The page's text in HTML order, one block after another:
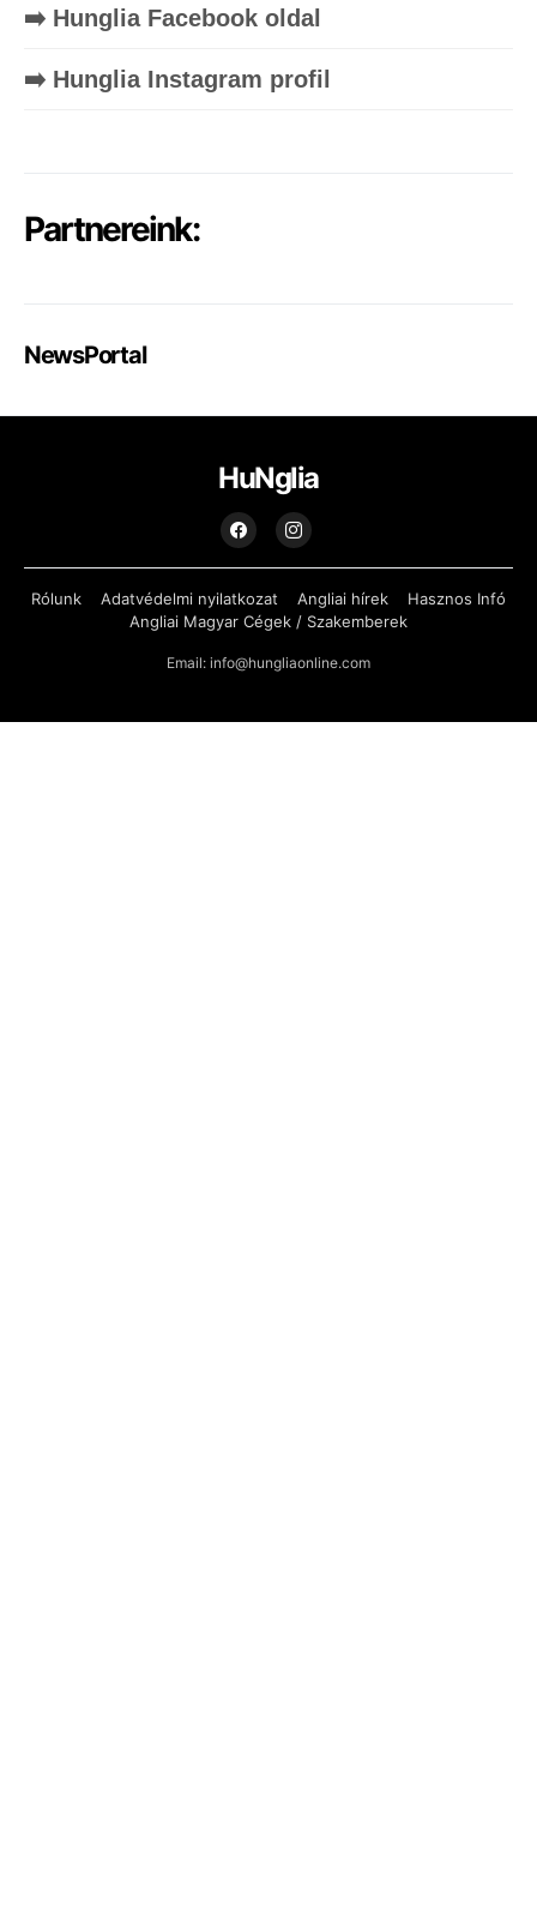
➡️ Hunglia Facebook oldal
➡️ Hunglia Instagram profil
Partnereink:
NewsPortal
HuNglia
Rólunk Adatvédelmi nyilatkozat Angliai hírek
Hasznos Infó
Angliai Magyar Cégek / Szakemberek
Email: info@hungliaonline.com